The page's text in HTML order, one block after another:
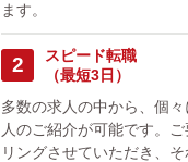
ます。
2
スピード転職
（最短3日）
多数の求人の中から、個
人のご紹介が可能です。
リングさせていただき、